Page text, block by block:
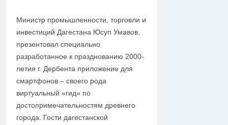
Министр промышленности, торговли и
инвестиций Дагестана Юсуп Умавов,
презентовал специально
разработанное к празднованию 2000-
летия г. Дербента приложение для
смартфонов – своего рода
виртуальный «гид» по
достопримечательностям древнего
города. Гости дагестанской